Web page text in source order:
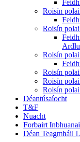
Roisín
Roisín
Roisín
Roisín
Roisín
Roisín
Déantúsaíocht
T&F
Nuacht
Forbairt
Déan Teagmháil